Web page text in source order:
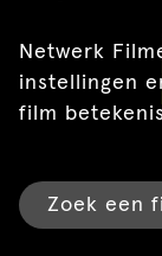
Netwerk
instellingen
film
Zoek een